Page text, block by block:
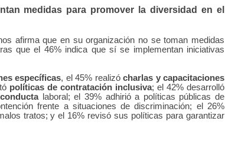
medidas para promover la diversidad en el
afirma que en su organización no se toman medidas
que el 46% indica que sí se implementan iniciativas
específicas, el 45% realizó charlas y capacitaciones
políticas de contratación inclusiva; el 42% desarrolló
laboral; el 39% adhirió a políticas públicas de
frente a situaciones de discriminación; el 26%
tratos; y el 16% revisó sus políticas para garantizar